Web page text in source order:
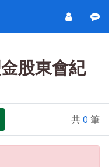
股東會紀
共0 筆